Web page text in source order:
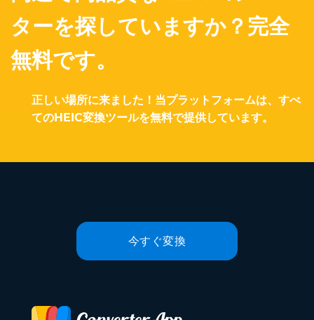
ターを探していますか？完全
無料です。
正しい場所に来ました！当プラットフォームは、すべ
てのHEIC変換ツールを無料で提供しています。
今すぐ変換